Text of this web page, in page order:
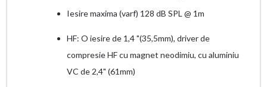
Iesire maxima (varf) 128 dB SPL @ 1m
HF: O iesire de 1,4 "(35,5mm), driver de
compresie HF cu magnet neodimiu, cu aluminiu
VC de 2,4" (61mm)